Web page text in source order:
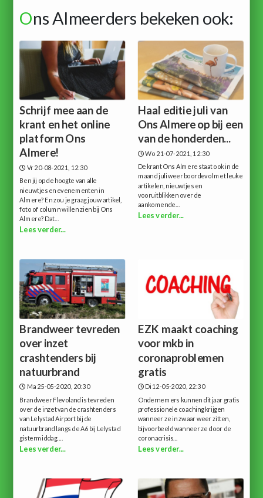
Ons Almeerders bekeken ook:
Schrijf mee aan de
krant en het online
platform Ons
Almere!
Vr 20-08-2021, 12:30
Ben jij op de hoogte van alle
nieuwtjes en evenementen in
Almere? En zou je graag jouw artikel,
foto of column willen zien bij Ons
Almere? Dat...
Lees verder...
Haal editie juli van
Ons Almere op bij een
van de honderden...
Wo 21-07-2021, 12:30
De krant Ons Almere staat ook in de
maand juli weer boordevol met leuke
artikelen, nieuwtjes en
vooruitblikken over de
aankomende...
Lees verder...
Brandweer tevreden
over inzet
crashtenders bij
natuurbrand
Ma 25-05-2020, 20:30
Brandweer Flevoland is tevreden
over de inzet van de crashtenders
van Lelystad Airport bij de
natuurbrand langs de A6 bij Lelystad
gistermiddag....
Lees verder...
EZK maakt coaching
voor mkb in
coronaproblemen
gratis
Di 12-05-2020, 22:30
Ondernemers kunnen dit jaar gratis
professionele coaching krijgen
wanneer ze in zwaar weer zitten,
bijvoorbeeld wanneer ze door de
coronacrisis...
Lees verder...